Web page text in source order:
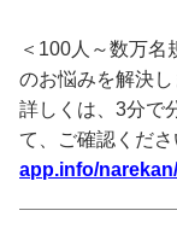
＜100人～数万名
のお悩みを解決し
詳しくは、3分で
て、ご確認くださ
app.info/narekan/